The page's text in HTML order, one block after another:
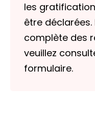
les
être
complète des
veuillez
formulaire.